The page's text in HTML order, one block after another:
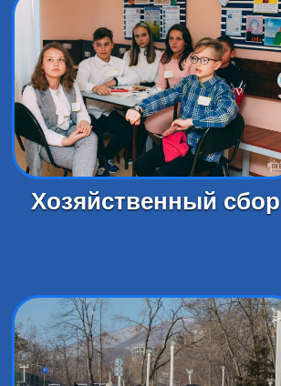
Хозяйственный сбор